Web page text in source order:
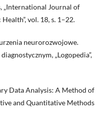
„International Journal of
vol. 18, s. 1–22.
neurorozwojowe.
„Logopedia”,
Data Analysis: A Method of
and Quantitative Methods